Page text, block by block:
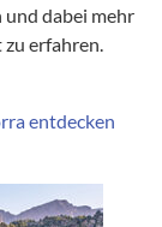
und dabei mehr
erfahren.
entdecken